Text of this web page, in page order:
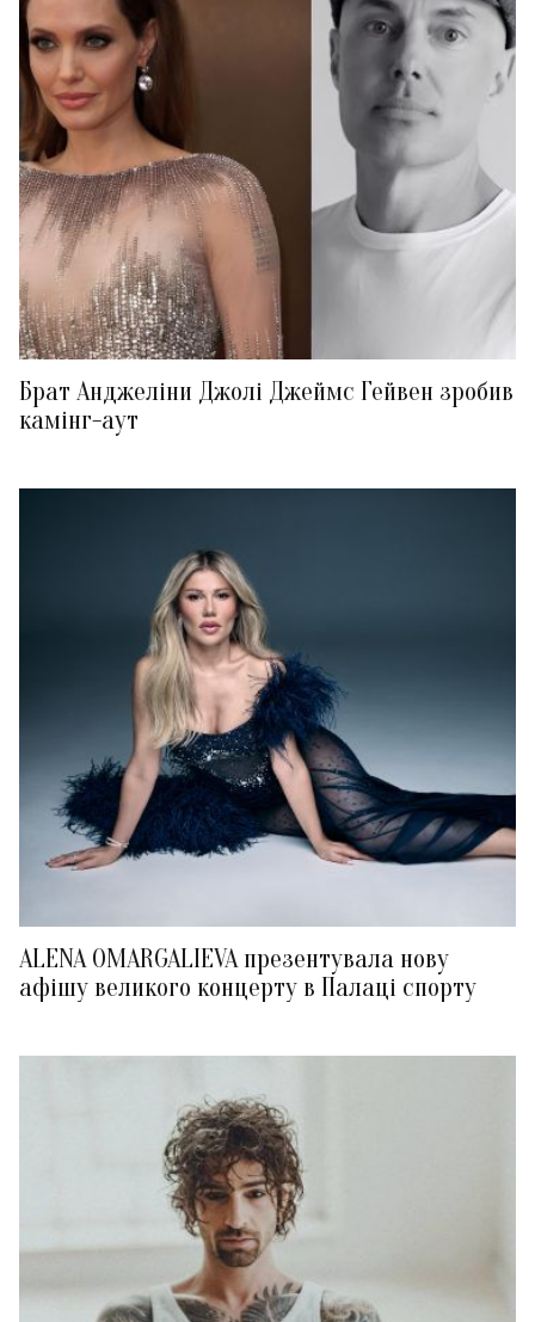
Брат Анджеліни Джолі Джеймс Гейвен зробив
камінг-аут
ALENA OMARGALIEVA презентувала нову
афішу великого концерту в Палаці спорту